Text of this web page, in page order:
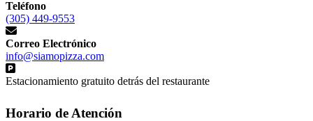
Teléfono
(305) 449-9553
Correo Electrónico
info@siamopizza.com
Estacionamiento gratuito detrás del restaurante
Horario de Atención